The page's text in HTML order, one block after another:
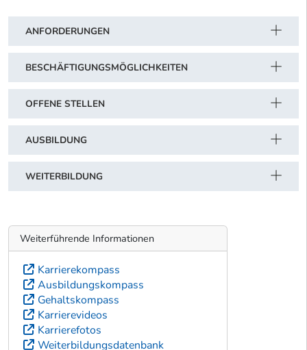
ANFORDERUNGEN
BESCHÄFTIGUNGSMÖGLICHKEITEN
OFFENE STELLEN
AUSBILDUNG
WEITERBILDUNG
Weiterführende Informationen
Karrierekompass
Ausbildungskompass
Gehaltskompass
Karrierevideos
Karrierefotos
Weiterbildungsdatenbank